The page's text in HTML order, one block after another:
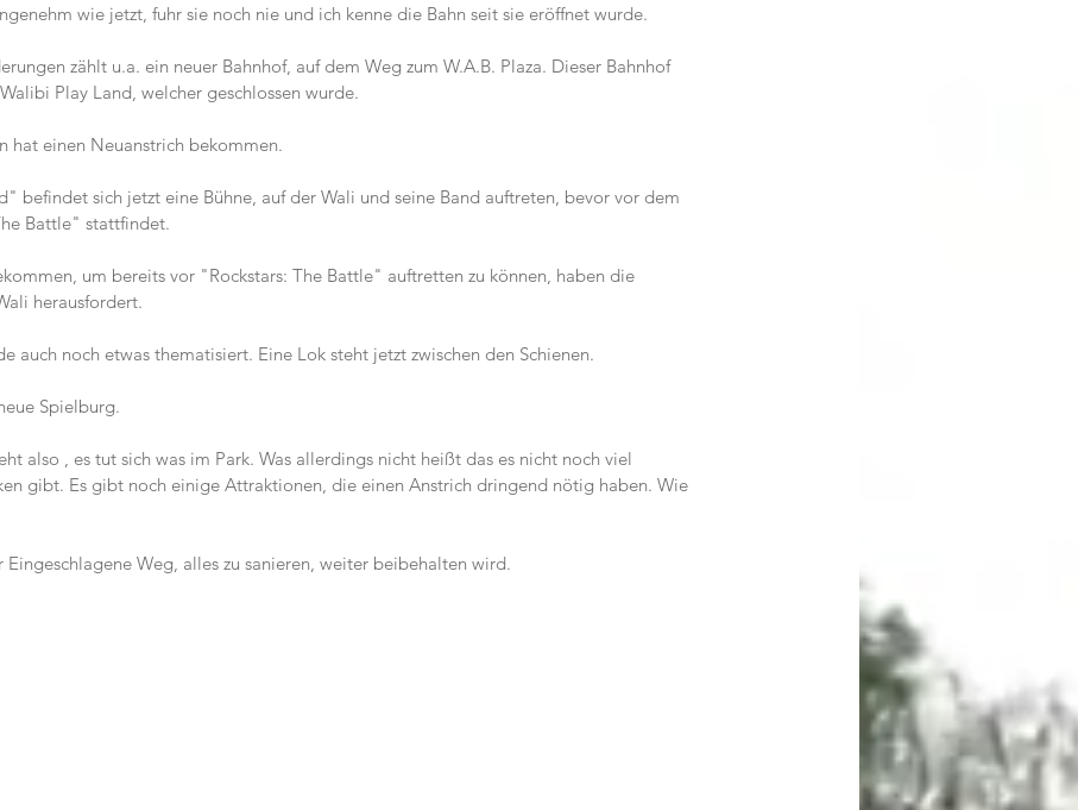
wie jetzt, fuhr sie noch nie und ich kenne die Bahn seit sie eröffnet wurde.
zählt u.a. ein neuer Bahnhof, auf dem Weg zum W.A.B. Plaza. Dieser Bahnhof
Play Land, welcher geschlossen wurde.
hat einen Neuanstrich bekommen.
befindet sich jetzt eine Bühne, auf der Wali und seine Band auftreten, bevor vor dem
Battle" stattfindet.
um bereits vor "Rockstars: The Battle" auftretten zu können, haben die
herausfordert.
auch noch etwas thematisiert. Eine Lok steht jetzt zwischen den Schienen.
Spielburg.
also , es tut sich was im Park. Was allerdings nicht heißt das es nicht noch viel
gibt. Es gibt noch einige Attraktionen, die einen Anstrich dringend nötig haben. Wie
Eingeschlagene Weg, alles zu sanieren, weiter beibehalten wird.